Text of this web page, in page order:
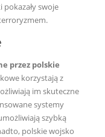
swoje
przez polskie
korzystają z
im skuteczne
systemy
szybką
polskie wojsko